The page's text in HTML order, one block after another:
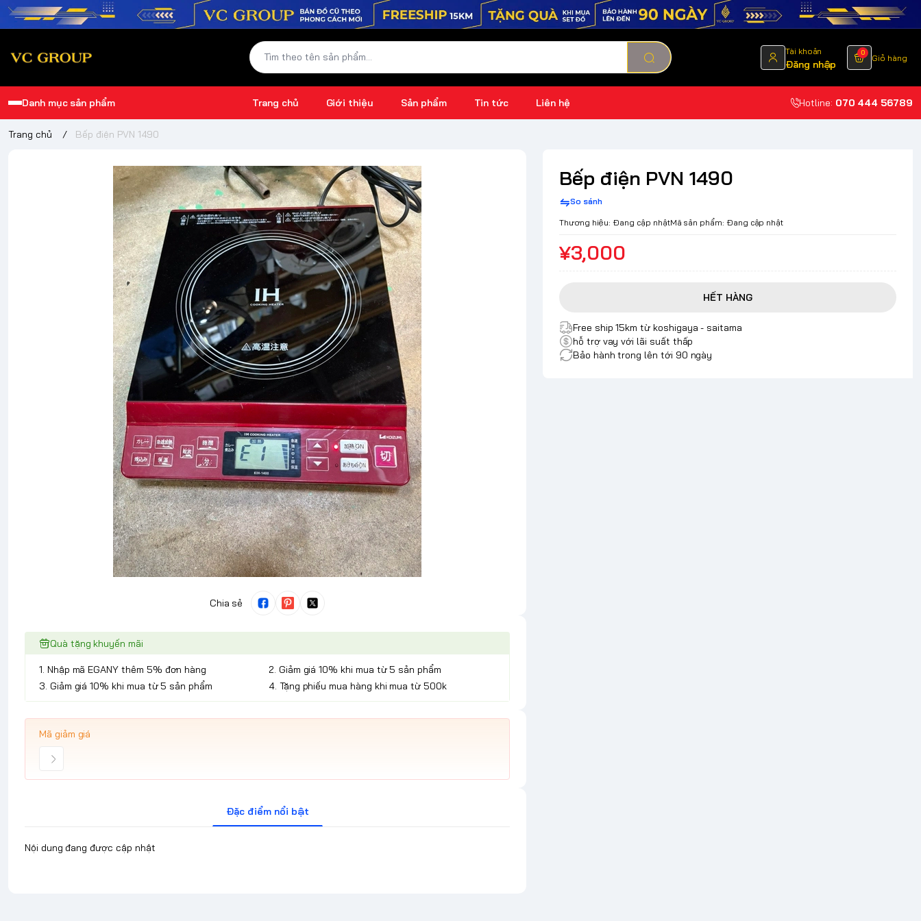
Tài khoản
Đăng nhập
0
Giỏ hàng
Danh mục sản phẩm Trang chủ Giới thiệu Sản phẩm Tin tức Liên hệ Hotline: 070 444 56789
Trang chủ / Bếp điện PVN 1490
Chia sẻ
Bếp điện PVN 1490
So sánh
Thương hiệu: Đang cập nhậtMã sản phẩm: Đang cập nhật
¥3,000
HẾT HÀNG
Free ship 15km từ koshigaya - saitama
hỗ trợ vay với lãi suất thấp
Bảo hành trong lên tới 90 ngày
Quà tặng khuyến mãi
1. Nhập mã EGANY thêm 5% đơn hàng
2. Giảm giá 10% khi mua từ 5 sản phẩm
3. Giảm giá 10% khi mua từ 5 sản phẩm
4. Tặng phiếu mua hàng khi mua từ 500k
Mã giảm giá
Đặc điểm nổi bật
Nội dung đang được cập nhật